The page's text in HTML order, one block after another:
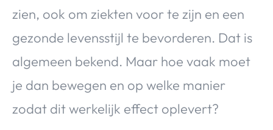
zien, ook om ziekten voor te zijn en een
gezonde levensstijl te bevorderen. Dat is
algemeen bekend. Maar hoe vaak moet
je dan bewegen en op welke manier
zodat dit werkelijk effect oplevert?